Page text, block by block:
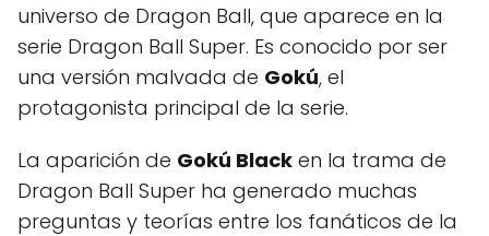
universo de Dragon Ball, que aparece en la
serie Dragon Ball Super. Es conocido por ser
una versión malvada de Gokú, el
protagonista principal de la serie.
La aparición de Gokú Black en la trama de
Dragon Ball Super ha generado muchas
preguntas y teorías entre los fanáticos de la